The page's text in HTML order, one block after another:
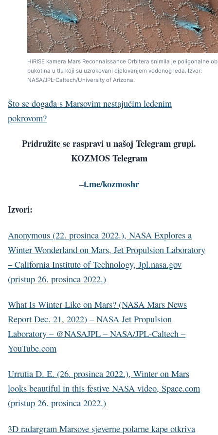
HiRISE kamera Mars Reconnaissance Orbitera snimila je poligonalne
pukotina u tlu koji su uzrokovani djelovanjem vodenog leda. Izvor:
NASA/JPL-Caltech/University of Arizona.
Što se događa s Marsovim nestajućim ledenim
pokrovom?
Pridružite se raspravi u našoj Telegram grupi.
KOZMOS Telegram
–t.me/kozmoshr
Izvori:
Anonymous (22. prosinca 2022.), NASA Explores a
Winter Wonderland on Mars, Jet Propulsion Laboratory
– California Institute of Technology, Jpl.nasa.gov
(pristup 26. prosinca 2022.)
What Is Winter Like on Mars? (NASA Mars News
Report Dec. 21, 2022) – NASA Jet Propulsion
Laboratory – @NASAJPL – NASA/JPL-Caltech –
YouTube.com
Urrutia D. E. (26. prosinca 2022.), Winter on Mars
looks beautiful in this festive NASA video, Space.com
(pristup 26. prosinca 2022.)
3D radargram Marsove sjeverne polarne kape otkriva